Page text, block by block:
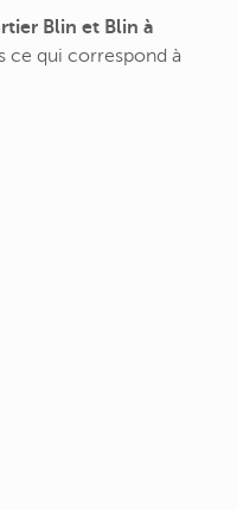
Blin et Blin à
ce qui correspond à